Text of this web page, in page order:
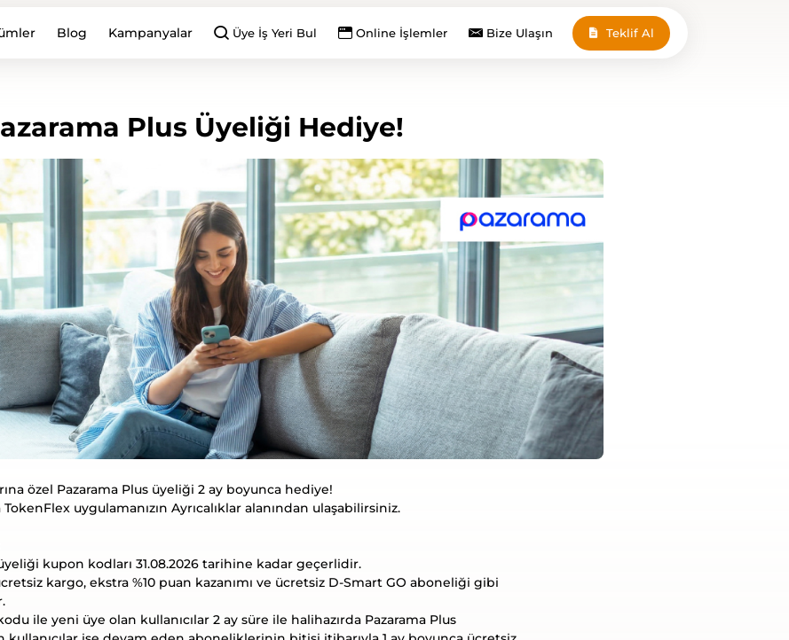
Blog Kampanyalar Üye İş Yeri Bul Online İşlemler Bize Ulaşın Teklif Al
Plus Üyeliği Hediye!
özel Pazarama Plus üyeliği 2 ay boyunca hediye!
uygulamanızın Ayrıcalıklar alanından ulaşabilirsiniz.
kupon kodları 31.08.2026 tarihine kadar geçerlidir.
kargo, ekstra %10 puan kazanımı ve ücretsiz D-Smart GO aboneliği gibi
ile yeni üye olan kullanıcılar 2 ay süre ile halihazırda Pazarama Plus